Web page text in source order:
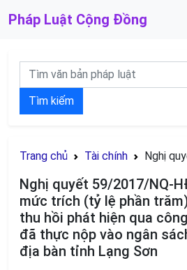
Pháp Luật Cộng Đồng
Tìm kiếm
Trang chủ Tài chính Nghị
Nghị quyết 59/2017/NQ-
mức trích (tỷ lệ phần
thu hồi phát hiện qua
đã thực nộp vào ngân
địa bàn tỉnh Lạng Sơn